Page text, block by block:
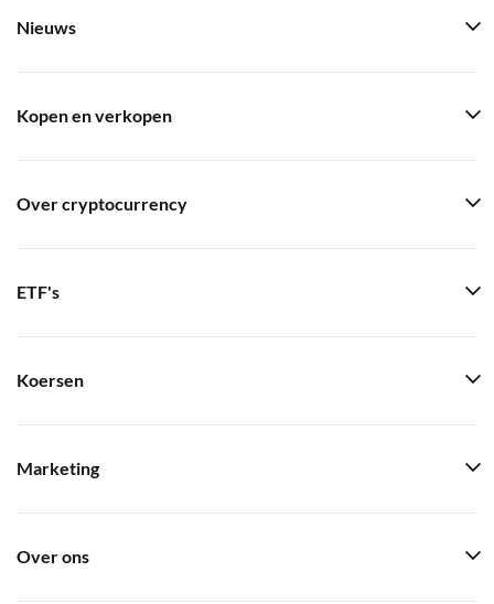
Nieuws
Kopen en verkopen
Over cryptocurrency
ETF's
Koersen
Marketing
Over ons